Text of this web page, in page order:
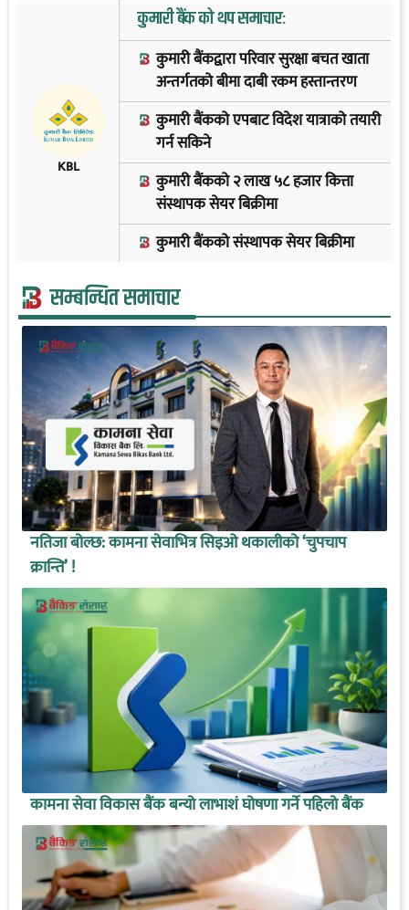
KBL
कुमारी बैंक को थप समाचार:
कुमारी बैंकद्वारा परिवार सुरक्षा बचत खाता
अन्तर्गतको बीमा दाबी रकम हस्तान्तरण
कुमारी बैंकको एपबाट विदेश यात्राको तयारी
गर्न सकिने
कुमारी बैंकको २ लाख ५८ हजार कित्ता
संस्थापक सेयर बिक्रीमा
कुमारी बैंकको संस्थापक सेयर बिक्रीमा
सम्बन्धित समाचार
नतिजा बोल्छ: कामना सेवाभित्र सिइओ थकालीको ‘चुपचाप
क्रान्ति’ !
कामना सेवा विकास बैंक बन्यो लाभाशं घोषणा गर्ने पहिलो बैंक